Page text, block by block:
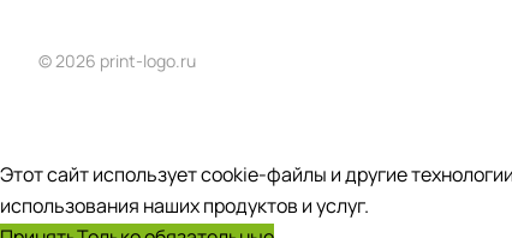
© 2026 print-logo.ru
Этот сайт использует cookie-файлы и другие
использования наших продуктов и услуг.